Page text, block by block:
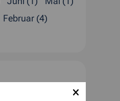
Februar (4)